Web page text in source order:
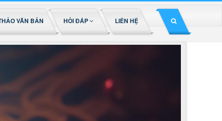
VĂN BẢN HỎI ĐÁP LIÊN HỆ